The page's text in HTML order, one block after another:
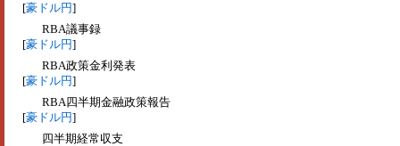
[豪ドル円]
RBA議事録
[豪ドル円]
RBA政策金利発表
[豪ドル円]
RBA四半期金融政策報告
[豪ドル円]
四半期経常収支